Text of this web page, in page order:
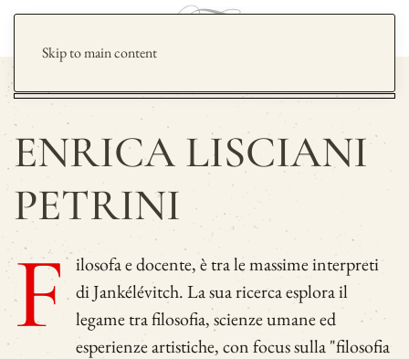
Skip to main content
ENRICA LISCIANI
PETRINI
F
ilosofa e docente, è tra le massime interpreti
di Jankélévitch. La sua ricerca esplora il
legame tra filosofia, scienze umane ed
esperienze artistiche, con focus sulla "filosofia